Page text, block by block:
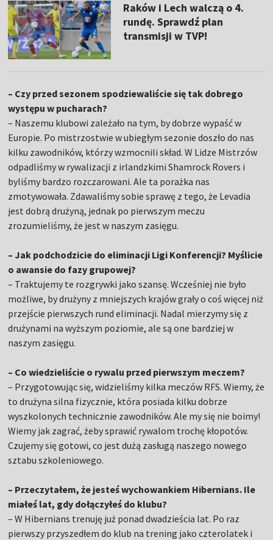
Raków i Lech walczą o 4.
rundę. Sprawdź plan
transmisji w TVP!
– Czy przed sezonem spodziewaliście się tak dobrego
występu w pucharach?
– Naszemu klubowi zależało na tym, by dobrze wypaść w
Europie. Po mistrzostwie w ubiegłym sezonie doszło do nas
kilku zawodników, którzy wzmocnili skład. W Lidze Mistrzów
odpadliśmy w rywalizacji z irlandzkimi Shamrock Rovers i
byliśmy bardzo rozczarowani. Ale ta porażka nas
zmotywowała. Zdawaliśmy sobie sprawę z tego, że Levadia
jest dobrą drużyną, jednak po pierwszym meczu
zrozumieliśmy, że jest w naszym zasięgu.
– Jak podchodzicie do eliminacji Ligi Konferencji? Myślicie
o awansie do fazy grupowej?
– Traktujemy te rozgrywki jako szansę. Wcześniej nie było
możliwe, by drużyny z mniejszych krajów grały o coś więcej niż
przejście pierwszych rund eliminacji. Nadal mierzymy się z
drużynami na wyższym poziomie, ale są one bardziej w
naszym zasięgu.
– Co wiedzieliście o rywalu przed pierwszym meczem?
– Przygotowując się, widzieliśmy kilka meczów RFS. Wiemy, że
to drużyna silna fizycznie, która posiada kilku dobrze
wyszkolonych technicznie zawodników. Ale my się nie boimy!
Wiemy jak zagrać, żeby sprawić rywalom trochę kłopotów.
Czujemy się gotowi, co jest dużą zasługą naszego nowego
sztabu szkoleniowego.
– Przeczytałem, że jesteś wychowankiem Hibernians. Ile
miałeś lat, gdy dołączyłeś do klubu?
– W Hibernians trenuję już ponad dwadzieścia lat. Po raz
pierwszy przyszedłem do klub na trening jako czterolatek i